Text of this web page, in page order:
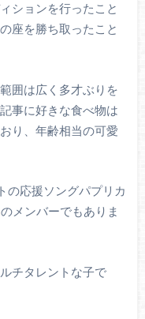
ションを行ったこと
座を勝ち取ったこと
囲は広く多才ぶりを
事に好きな食べ物は
り、年齢相当の可愛
の応援ソングパプリカ
のメンバーでもありま
チタレントな子で